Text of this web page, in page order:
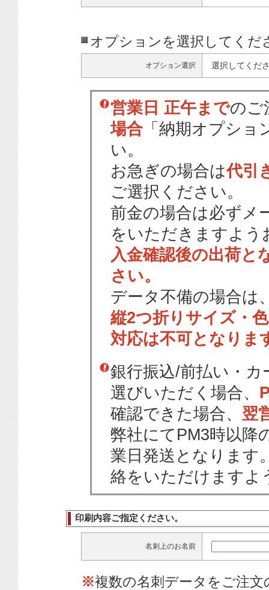
オプションを選択してくだ
オプション選択 選択してくだ
営業日 正午までのご
場合 「納期オプショ
い。
お急ぎの場合は代引
ご選択ください。
前金の場合は必ずメ
をいただきますよう
入金確認後の出荷と
さい。
データ不備の場合は
縦2つ折りサイズ・
対応は不可となりま
銀行振込/前払い・
選びいただく場合、
確認できた場合、 翌
弊社にてPM3時以降
業日発送となります
絡をいただけますよ
印刷内容ご指定ください。
名刺上のお名前
※複数の名刺データをご注